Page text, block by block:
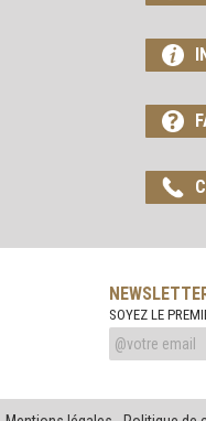
SOYEZ LE